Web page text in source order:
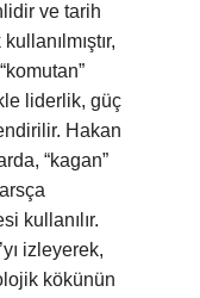
ve tarih
liderlik, güç
Hakan
“kagan”
kullanılır.
izleyerek,
kökünün